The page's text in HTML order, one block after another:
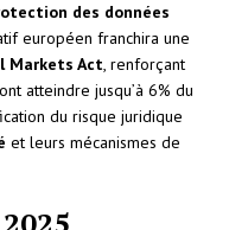
des données
européen franchira une
Markets Act, renforçant
atteindre jusqu’à 6% du
du risque juridique
et leurs mécanismes de